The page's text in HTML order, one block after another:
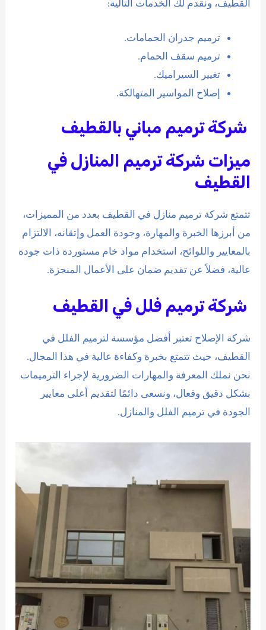
القطيف، ونقدم لك الخدمات التالية:
ترميم جدران الحمامات.
ترميم سقف الحمام.
تغيير السيراميك.
إصلاح المواسير المتهالكة.
شركة ترميم مباني بالقطيف
ميزات شركة ترميم المنازل في
القطيف
تتمتع شركة ترميم منازل في القطيف بعدد من المميزات،
من أبرزها الخبرة والمهارة، وجودة العمل وإتقانه، الالتزام
بالمعايير واللوائح، استخدام مواد خام مستوردة ذات جودة
عالية، فضلاً عن تقديم ضمان على الأعمال المنجزة.
شركة ترميم فلل في القطيف
شركة الإصلاح تعتبر أفضل مؤسسة لترميم الفلل في
القطيف، حيث تتمتع بخبرة وكفاءة عالية في هذا المجال.
نحن نملك المعرفة والمهارات الضرورية لإجراء الترميمات
بشكل دقيق وفعال، ونسعى دائمًا لتقديم أعلى معايير
الجودة في ترميم الفلل والمنازل.